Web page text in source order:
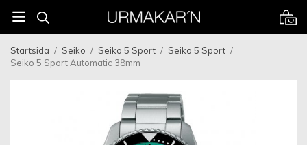
Startsida / Seiko / Seiko 5 Sport / Seiko 5 Sport /
Seiko 5 Sport Automatic 38mm